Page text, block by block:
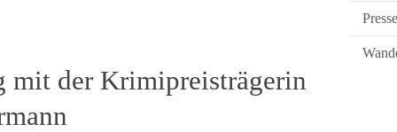
mit der Krimipreisträgerin
Presse